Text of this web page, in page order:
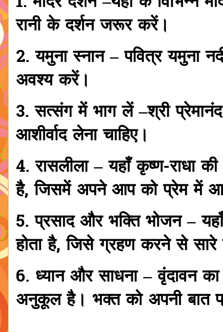
रानी के दर्शन जरूर करें।
2. यमुना स्नान – पवित्र यमुना
अवश्य करें।
3. सत्संग में भाग लें –श्री
आशीर्वाद लेना चाहिए।
4. रासलीला – यहाँ कृष्ण-राधा
है, जिसमें अपने आप को प्रेम में
5. प्रसाद और भक्ति भोजन –
होता है, जिसे ग्रहण करने से सारे
6. ध्यान और साधना – वृंदावन
अनुकूल है। भक्त को अपनी बात